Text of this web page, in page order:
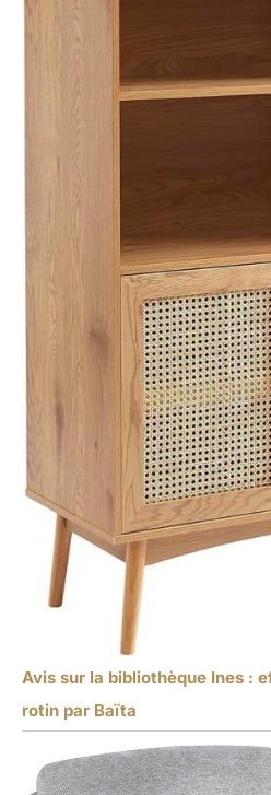
Avis sur la bibliothèque Ines :
rotin par Baïta